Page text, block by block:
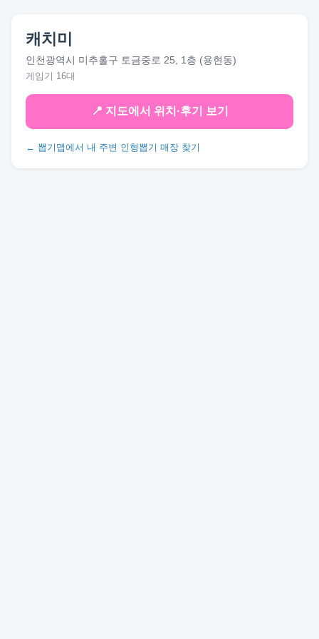
캐치미
인천광역시 미추홀구 토금중로 25, 1층 (용현동)
게임기 16대
📍 지도에서 위치·후기 보기
← 뽑기맵에서 내 주변 인형뽑기 매장 찾기